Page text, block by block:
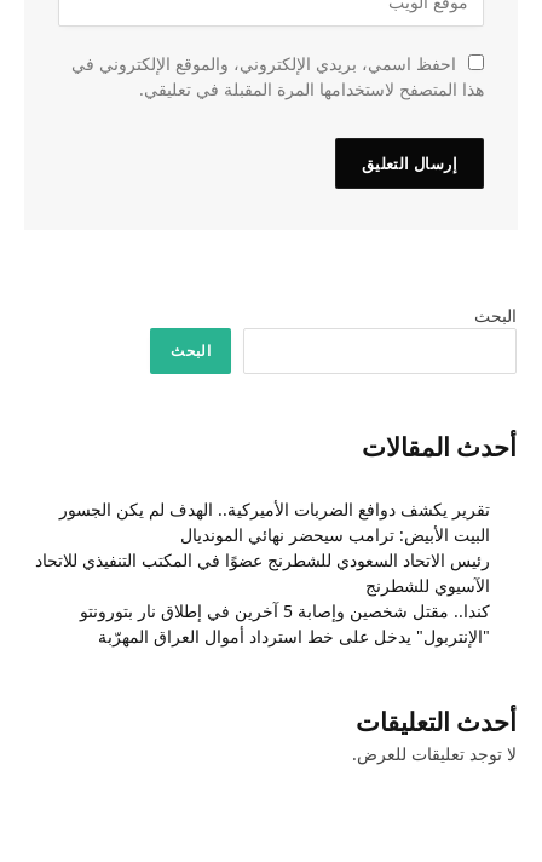
احفظ اسمي، بريدي الإلكتروني، والموقع الإلكتروني في
هذا المتصفح لاستخدامها المرة المقبلة في تعليقي.
البحث
البحث
أحدث المقالات
تقرير يكشف دوافع الضربات الأميركية.. الهدف لم يكن الجسور
البيت الأبيض: ترامب سيحضر نهائي المونديال
رئيس الاتحاد السعودي للشطرنج عضوًا في المكتب التنفيذي للاتحاد
الآسيوي للشطرنج
كندا.. مقتل شخصين وإصابة 5 آخرين في إطلاق نار بتورونتو
"الإنتربول" يدخل على خط استرداد أموال العراق المهرّبة
أحدث التعليقات
لا توجد تعليقات للعرض.